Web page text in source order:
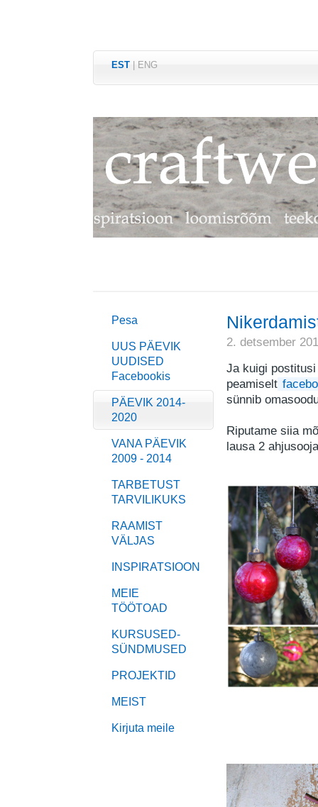
EST ENG
Pesa
UUS PÄEVIK
UUDISED
Facebookis
PÄEVIK 2014-
2020
VANA PÄEVIK
2009 - 2014
TARBETUST
TARVILIKUKS
RAAMIST
VÄLJAS
INSPIRATSIOON
MEIE
TÖÖTOAD
KURSUSED-
SÜNDMUSED
PROJEKTID
MEIST
Kirjuta meile
2. detsember
Ja kuigi
peamiselt
sünnib
Riputame siia
lausa 2